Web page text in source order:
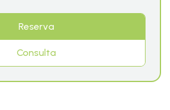
Reserva
Consulta